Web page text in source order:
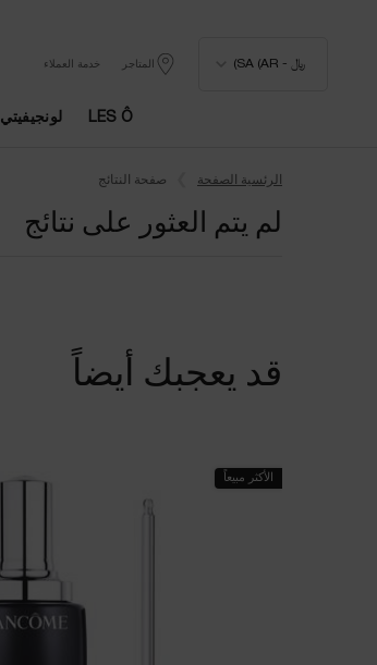
﷼ - SA (AR) المتاجر خدمة العملاء
LES Ô لونجيفيتي MD الجديد
الرئسية الصفحة
صفحة النتائج
لم يتم العثور على نتائج
قد يعجبك أيضاً
الأكثر مبيعاً